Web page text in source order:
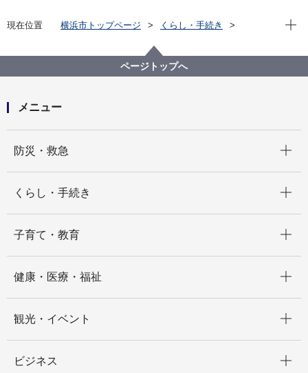
現在位置 横浜市トップページ
くらし・手続き
焼却工場
焼却工場 金沢工場は何をしている所
キッズルーム ～焼却工場 金沢工場は何をしている所
現在
ページトップへ
メニュー
防災・救急
くらし・手続き
子育て・教育
健康・医療・福祉
観光・イベント
ビジネス